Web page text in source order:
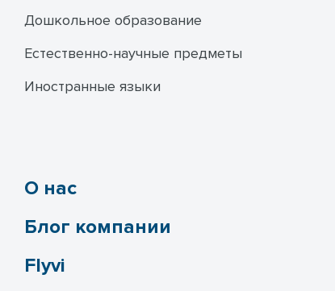
Дошкольное образование
Естественно-научные предметы
Иностранные языки
О нас
Блог компании
Flyvi